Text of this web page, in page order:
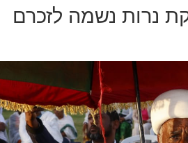
נרות נשמה לזכרם